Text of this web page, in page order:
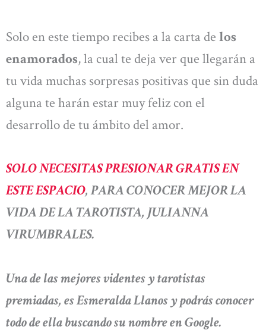
Solo en este tiempo recibes a la carta de los
enamorados, la cual te deja ver que llegarán a
tu vida muchas sorpresas positivas que sin duda
alguna te harán estar muy feliz con el
desarrollo de tu ámbito del amor.
SOLO NECESITAS PRESIONAR GRATIS EN
ESTE ESPACIO, PARA CONOCER MEJOR LA
VIDA DE LA TAROTISTA, JULIANNA
VIRUMBRALES.
Una de las mejores videntes y tarotistas
premiadas, es Esmeralda Llanos y podrás conocer
todo de ella buscando su nombre en Google.